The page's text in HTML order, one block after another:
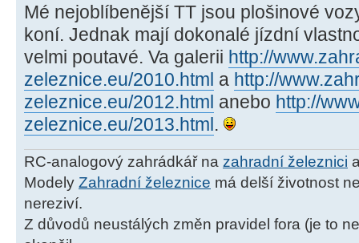
Mé nejoblíbenější TT jsou plošinové
koní. Jednak mají dokonalé jízdní
velmi poutavé. Va galerii http://
zeleznice.eu/2010.html a http://
zeleznice.eu/2012.html anebo http://
zeleznice.eu/2013.html.
RC-analogový zahrádkář na zahradní železnici
Modely Zahradní železnice má delší životnost
nereziví.
Z důvodů neustálých změn pravidel fora (je to